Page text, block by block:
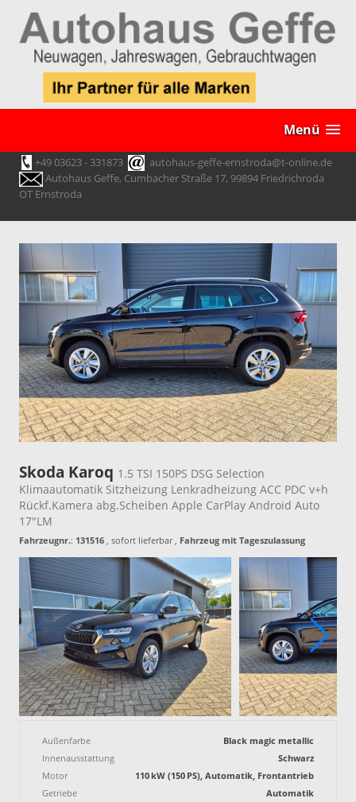
Menü
+49 03623 - 331873
autohaus-geffe-ernstroda@t-online.de
Autohaus Geffe, Cumbacher Straße 17, 99894 Friedrichroda
OT Ernstroda
Skoda Karoq 1.5 TSI 150PS DSG Selection
Klimaautomatik Sitzheizung Lenkradheizung ACC PDC v+h
Rückf.Kamera abg.Scheiben Apple CarPlay Android Auto
17"LM
Fahrzeugnr.: 131516 , sofort lieferbar, Fahrzeug mit Tageszulassung
Außenfarbe
Black magic metallic
Innenausstattung
Schwarz
Motor
110 kW (150 PS), Automatik, Frontantrieb
Getriebe
Automatik